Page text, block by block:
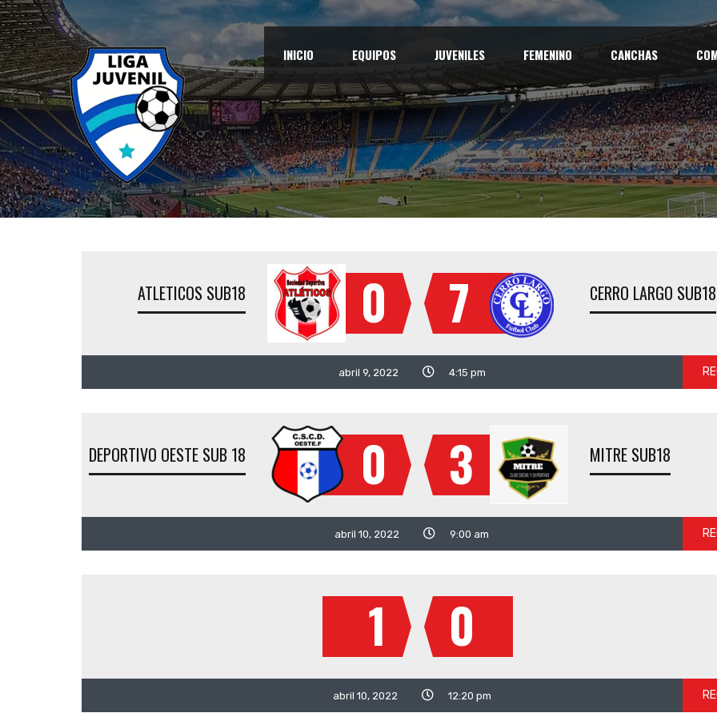
INICIO EQUIPOS JUVENILES FEMENINO CANCHAS
0
ATLETICOS SUB18 7 CERRO LARGO SUB18
abril 9, 2022 4:15 pm
0
DEPORTIVO OESTE SUB 18 3 MITRE SUB18
abril 10, 2022 9:00 am
1 0
abril 10, 2022 12:20 pm